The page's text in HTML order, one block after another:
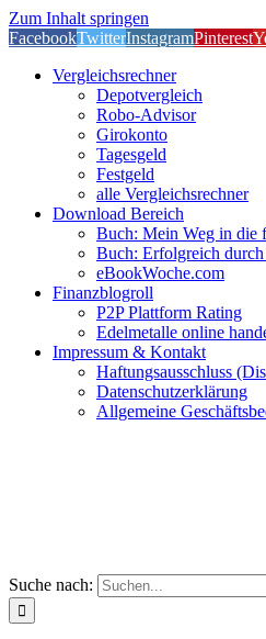
Zum Inhalt springen
FacebookTwitterInstagramPinterest
Vergleichsrechner
Depotvergleich
Robo-Advisor
Girokonto
Tagesgeld
Festgeld
alle Vergleichsrechner
Download Bereich
Buch: Mein Weg in die
Buch: Erfolgreich
eBookWoche.com
Finanzblogroll
P2P Plattform Rating
Edelmetalle online
Impressum & Kontakt
Haftungsausschluss
Datenschutzerklärung
Allgemeine
Suche nach: